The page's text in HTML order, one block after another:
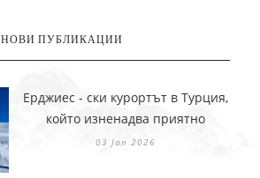
НОВИ ПУБЛИКАЦИИ
Ерджиес - ски курортът в Турция,
който изненадва приятно
03 Jan 2026